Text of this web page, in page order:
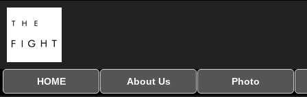
HOME About Us Photo